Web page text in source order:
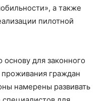
а также
пилотной
для законного
проживания граждан
намерены развивать